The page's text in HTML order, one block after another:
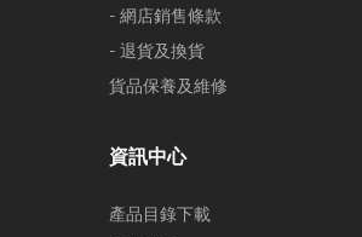
- 網店銷售條款
- 退貨及換貨
貨品保養及維修
資訊中心
產品目錄下載